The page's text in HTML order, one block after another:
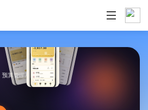
支持多方式记账、预算管理及消费复盘，可本地保存